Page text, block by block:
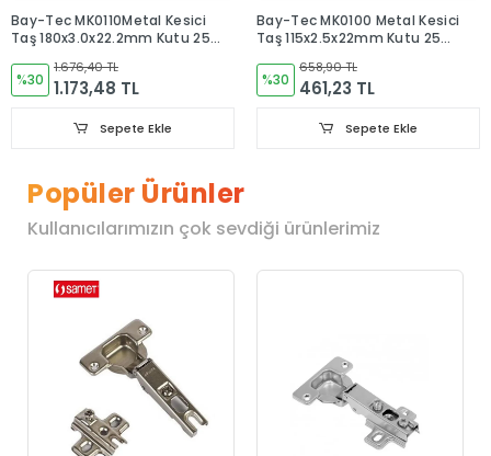
Bay-Tec MK0110Metal Kesici
Taş 180x3.0x22.2mm Kutu 25
%30
1.676,40 TL
1.173,48 TL
Sepete Ekle
Bay-Tec MK0100 Metal Kesici
Taş 115x2.5x22mm Kutu 25
%30
658,90 TL
461,23 TL
Sepete Ekle
Popüler Ürünler
Kullanıcılarımızın çok sevdiği ürünlerimiz